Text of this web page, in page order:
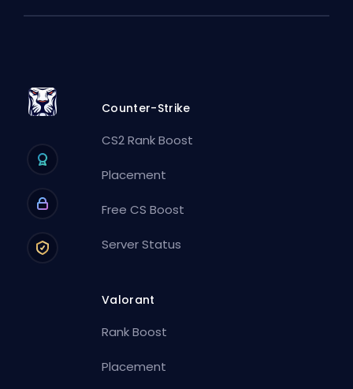
Counter-Strike
CS2 Rank Boost
Placement
Free CS Boost
Server Status
Valorant
Rank Boost
Placement